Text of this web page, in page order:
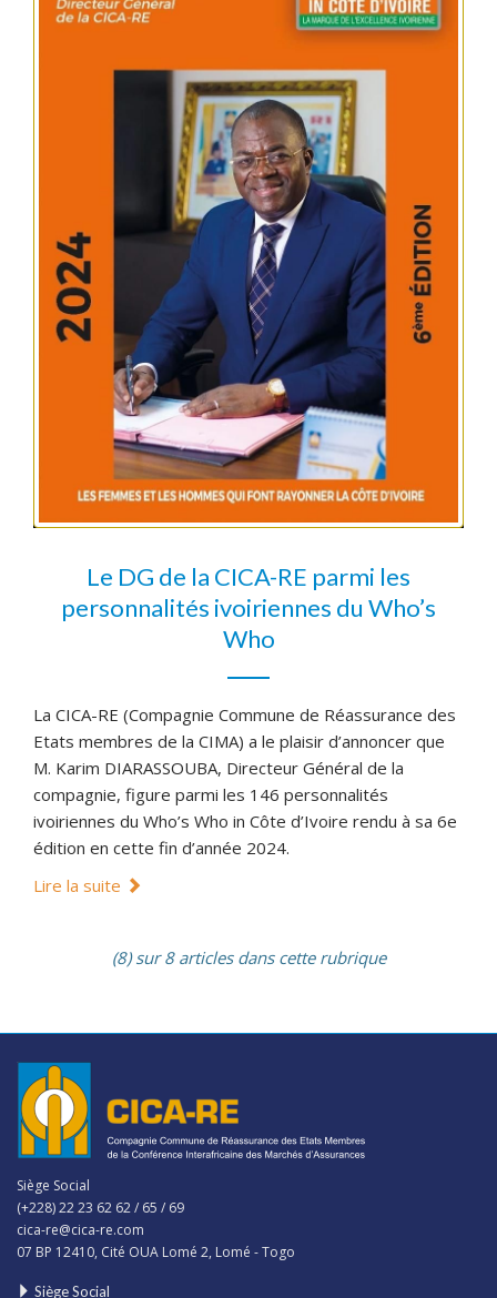
Le DG de la CICA-RE parmi les
personnalités ivoiriennes du Who’s
Who
La CICA-RE (Compagnie Commune de Réassurance des
Etats membres de la CIMA) a le plaisir d’annoncer que
M. Karim DIARASSOUBA, Directeur Général de la
compagnie, figure parmi les 146 personnalités
ivoiriennes du Who’s Who in Côte d’Ivoire rendu à sa 6e
édition en cette fin d’année 2024.
Lire la suite
(8) sur 8 articles dans cette rubrique
Siège Social
(+228) 22 23 62 62 / 65 / 69
cica-re@cica-re.com
07 BP 12410, Cité OUA Lomé 2, Lomé - Togo
Siège Social